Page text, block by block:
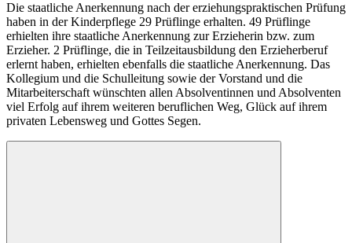
Die staatliche Anerkennung nach der erziehungspraktischen Prüfung
haben in der Kinderpflege 29 Prüflinge erhalten. 49 Prüflinge
erhielten ihre staatliche Anerkennung zur Erzieherin bzw. zum
Erzieher. 2 Prüflinge, die in Teilzeitausbildung den Erzieherberuf
erlernt haben, erhielten ebenfalls die staatliche Anerkennung. Das
Kollegium und die Schulleitung sowie der Vorstand und die
Mitarbeiterschaft wünschten allen Absolventinnen und Absolventen
viel Erfolg auf ihrem weiteren beruflichen Weg, Glück auf ihrem
privaten Lebensweg und Gottes Segen.